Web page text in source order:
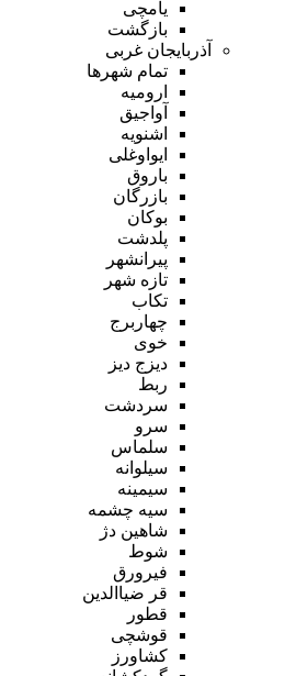
یامچی
بازگشت
آذربایجان غربی
تمام شهر‌ها
ارومیه
آواجیق
اشنویه
ایواوغلی
باروق
بازرگان
بوکان
پلدشت
پیرانشهر
تازه شهر
تکاب
چهاربرج
خوی
دیزج دیز
ربط
سردشت
سرو
سلماس
سیلوانه
سیمینه
سیه چشمه
شاهین دژ
شوط
فیرورق
قر ضیاالدین
قطور
قوشچی
کشاورز